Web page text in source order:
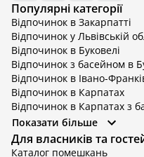
Популярні категорії
Відпочинок в Закарпатті
Відпочинок у Львівській
Відпочинок в Буковелі
Відпочинок з басейном в
Відпочинок в Івано-
Відпочинок в Карпатах
Відпочинок в Карпатах з
Відпочинок в Київській
Відпочинок в Київській
Відпочинок в
Показати більше
Для власників та
Каталог помешкань